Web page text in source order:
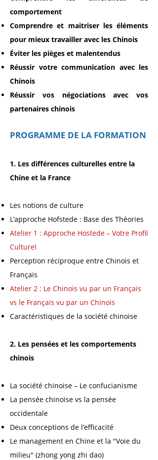
comportement
Comprendre et maitriser les éléments
pour mieux travailler avec les Chinois
Éviter les pièges et malentendus
Réussir votre communication avec les
Chinois
Réussir vos négociationsavec vos
partenaires chinois
PROGRAMME DE LA FORMATION
1. Les différences culturelles entre la
Chine et la France
Les notions de culture
L’approche Hofstede : Base des Théories
Atelier 1 : Approche Hostede – Votre Profil
Culturel
Perception réciproque entre Chinois et
Français
Atelier 2 : Le Chinois vu par un Français
vs le Français vu par un Chinois
Caractéristiques de la société chinoise
2. Les pensées et les comportements
chinois
La société chinoise – Le confucianisme
La pensée chinoise vs la pensée
occidentale
Deux conceptions de l’efficacité
Le management en Chine et la "Voie du
milieu" (zhong yong zhi dao)